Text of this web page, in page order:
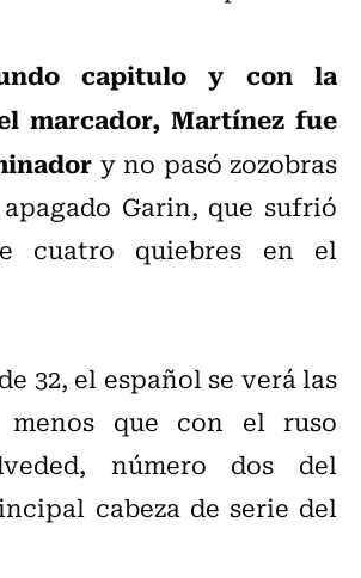
capitulo y con la
marcador, Martínez fue
y no pasó zozobras
Garin, que sufrió
cuatro quiebres en el
32, el español se verá las
menos que con el ruso
número dos del
cabeza de serie del